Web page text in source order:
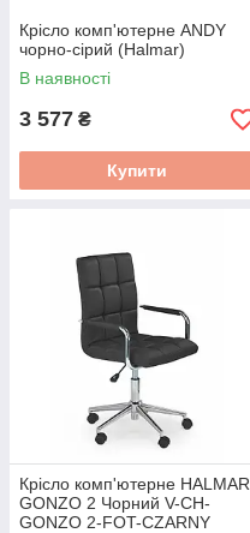
Крісло комп'ютерне ANDY
чорно-сірий (Halmar)
В наявності
3 577 ₴
Купити
Крісло комп'ютерне HALMAR
GONZO 2 Чорний V-CH-
GONZO 2-FOT-CZARNY